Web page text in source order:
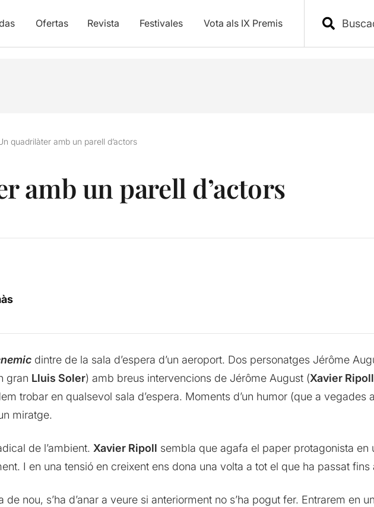
Ofertas Revista Festivales Vota als IX Premis
quadrilàter amb un parell d’actors
amb un parell d’actors
dintre de la sala d’espera d’un aeroport. Dos personatges Jérôme
gran Lluis Soler) amb breus intervencions de Jérôme August (Xavier Ripoll
trobar en qualsevol sala d’espera. Moments d’un humor (que a vegades
miratge.
de l’ambient. Xavier Ripoll sembla que agafa el paper protagonista en
I en una tensió en creixent ens dona una volta a tot el que ha passat fins
nou, s’ha d’anar a veure si anteriorment no s’ha pogut fer. Entrarem en